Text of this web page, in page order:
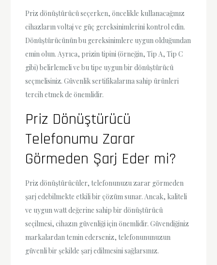
Priz dönüştürücü seçerken, öncelikle kullanacağınız
cihazların voltaj ve güç gereksinimlerini kontrol edin.
Dönüştürücünün bu gereksinimlere uygun olduğundan
emin olun. Ayrıca, prizin tipini (örneğin, Tip A, Tip C
gibi) belirlemeli ve bu tipe uygun bir dönüştürücü
seçmelisiniz. Güvenlik sertifikalarına sahip ürünleri
tercih etmek de önemlidir.
Priz Dönüştürücü
Telefonumu Zarar
Görmeden Şarj Eder mi?
Priz dönüştürücüler, telefonunuzu zarar görmeden
şarj edebilmekte etkili bir çözüm sunar. Ancak, kaliteli
ve uygun watt değerine sahip bir dönüştürücü
seçilmesi, cihazın güvenliği için önemlidir. Güvendiğiniz
markalardan temin ederseniz, telefonununuzun
güvenli bir şekilde şarj edilmesini sağlarsınız.